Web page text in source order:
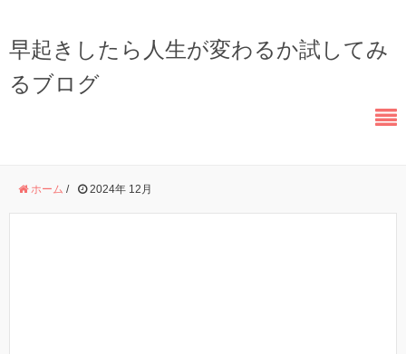
早起きしたら人生が変わるか試してみ
るブログ
ホーム / 2024年 12月